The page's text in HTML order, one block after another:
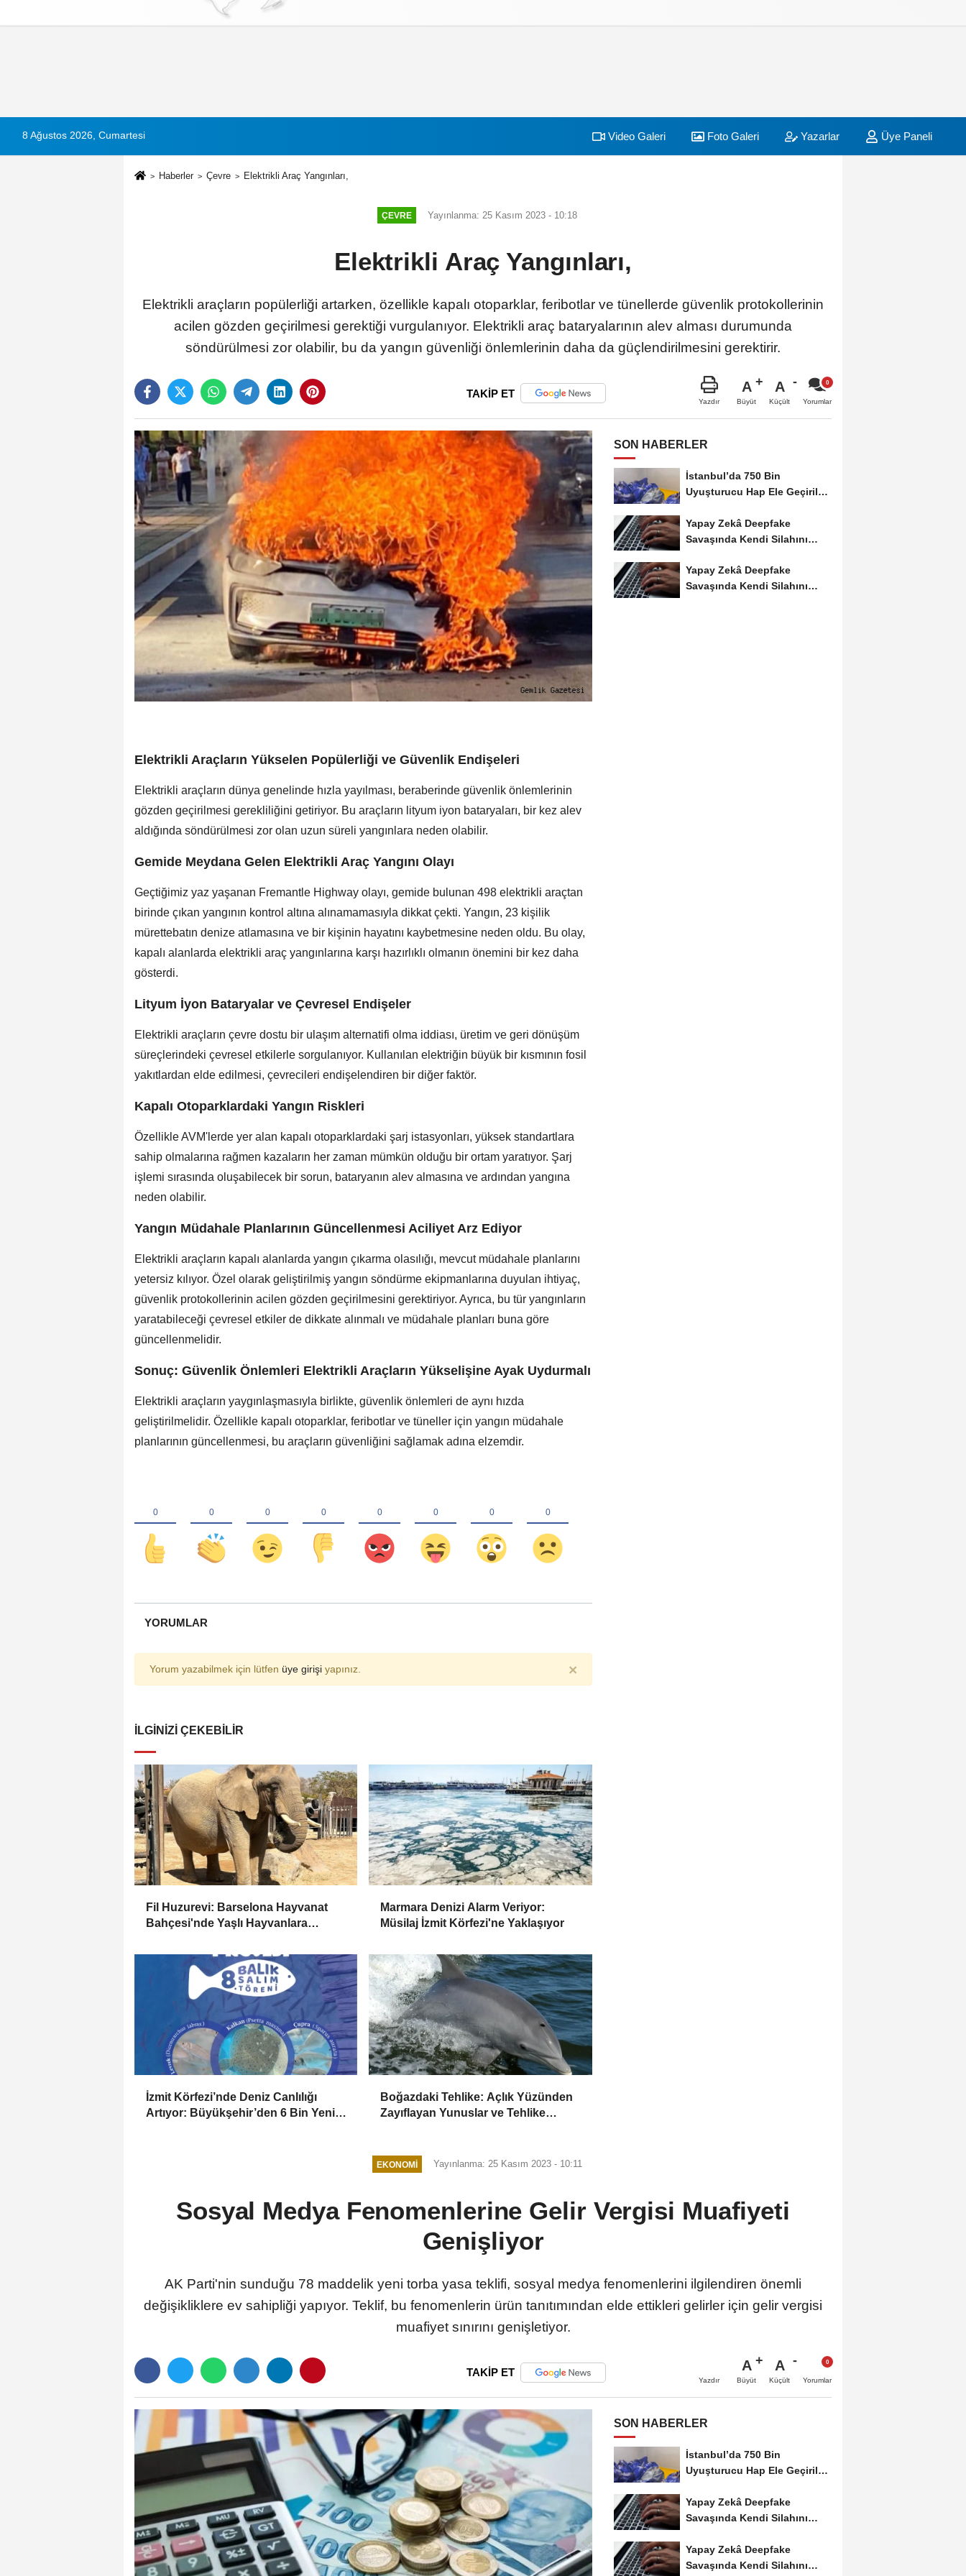
Çerez Politikası
8 Ağustos 2026, Cumartesi Video Galeri Foto Galeri Yazarlar Üye Paneli
Haberler Çevre Elektrikli Araç Yangınları,
ÇEVRE Yayınlanma: 25 Kasım 2023 - 10:18
Elektrikli Araç Yangınları,
Elektrikli araçların popülerliği artarken, özellikle kapalı otoparklar, feribotlar ve tünellerde güvenlik protokollerinin
acilen gözden geçirilmesi gerektiği vurgulanıyor. Elektrikli araç bataryalarının alev alması durumunda
söndürülmesi zor olabilir, bu da yangın güvenliği önlemlerinin daha da güçlendirilmesini gerektirir.
TAKİP ET
Yazdır
A
Büyüt
A
Küçült Yorumlar
Elektrikli Araçların Yükselen Popülerliği ve Güvenlik Endişeleri
Elektrikli araçların dünya genelinde hızla yayılması, beraberinde güvenlik önlemlerinin
gözden geçirilmesi gerekliliğini getiriyor. Bu araçların lityum iyon bataryaları, bir kez alev
aldığında söndürülmesi zor olan uzun süreli yangınlara neden olabilir.
Gemide Meydana Gelen Elektrikli Araç Yangını Olayı
Geçtiğimiz yaz yaşanan Fremantle Highway olayı, gemide bulunan 498 elektrikli araçtan
birinde çıkan yangının kontrol altına alınamamasıyla dikkat çekti. Yangın, 23 kişilik
mürettebatın denize atlamasına ve bir kişinin hayatını kaybetmesine neden oldu. Bu olay,
kapalı alanlarda elektrikli araç yangınlarına karşı hazırlıklı olmanın önemini bir kez daha
gösterdi.
Lityum İyon Bataryalar ve Çevresel Endişeler
Elektrikli araçların çevre dostu bir ulaşım alternatifi olma iddiası, üretim ve geri dönüşüm
süreçlerindeki çevresel etkilerle sorgulanıyor. Kullanılan elektriğin büyük bir kısmının fosil
yakıtlardan elde edilmesi, çevrecileri endişelendiren bir diğer faktör.
Kapalı Otoparklardaki Yangın Riskleri
Özellikle AVM'lerde yer alan kapalı otoparklardaki şarj istasyonları, yüksek standartlara
sahip olmalarına rağmen kazaların her zaman mümkün olduğu bir ortam yaratıyor. Şarj
işlemi sırasında oluşabilecek bir sorun, bataryanın alev almasına ve ardından yangına
neden olabilir.
Yangın Müdahale Planlarının Güncellenmesi Aciliyet Arz Ediyor
Elektrikli araçların kapalı alanlarda yangın çıkarma olasılığı, mevcut müdahale planlarını
yetersiz kılıyor. Özel olarak geliştirilmiş yangın söndürme ekipmanlarına duyulan ihtiyaç,
güvenlik protokollerinin acilen gözden geçirilmesini gerektiriyor. Ayrıca, bu tür yangınların
yaratabileceği çevresel etkiler de dikkate alınmalı ve müdahale planları buna göre
güncellenmelidir.
Sonuç: Güvenlik Önlemleri Elektrikli Araçların Yükselişine Ayak Uydurmalı
Elektrikli araçların yaygınlaşmasıyla birlikte, güvenlik önlemleri de aynı hızda
geliştirilmelidir. Özellikle kapalı otoparklar, feribotlar ve tüneller için yangın müdahale
planlarının güncellenmesi, bu araçların güvenliğini sağlamak adına elzemdir.
YORUMLAR
Yorum yazabilmek için lütfen üye girişi yapınız. ×
İLGINIZI ÇEKEBILIR
Fil Huzurevi: Barselona Hayvanat
Bahçesi'nde Yaşlı Hayvanlara
Marmara Denizi Alarm Veriyor:
Müsilaj İzmit Körfezi'ne Yaklaşıyor
İzmit Körfezi’nde Deniz Canlılığı
Artıyor: Büyükşehir’den 6 Bin Yeni
Boğazdaki Tehlike: Açlık Yüzünden
Zayıflayan Yunuslar ve Tehlike
SON HABERLER
İstanbul’da 750 Bin
Uyuşturucu Hap Ele Geçirildi:
Yapay Zekâ Deepfake
Savaşında Kendi Silahını
Yapay Zekâ Deepfake
Savaşında Kendi Silahını
EKONOMI Yayınlanma: 25 Kasım 2023 - 10:11
Sosyal Medya Fenomenlerine Gelir Vergisi Muafiyeti
Genişliyor
AK Parti'nin sunduğu 78 maddelik yeni torba yasa teklifi, sosyal medya fenomenlerini ilgilendiren önemli
değişikliklere ev sahipliği yapıyor. Teklif, bu fenomenlerin ürün tanıtımından elde ettikleri gelirler için gelir vergisi
muafiyet sınırını genişletiyor.
TAKİP ET
Yazdır
A
Büyüt
A
Küçült Yorumlar
SON HABERLER
İstanbul’da 750 Bin
Uyuşturucu Hap Ele Geçirildi:
Yapay Zekâ Deepfake
Savaşında Kendi Silahını
Yapay Zekâ Deepfake
Savaşında Kendi Silahını